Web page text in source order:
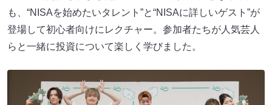
も、“NISAを始めたいタレント”と“NISAに詳しいゲスト”が
登場して初心者向けにレクチャー。参加者たちが人気芸人
らと一緒に投資について楽しく学びました。